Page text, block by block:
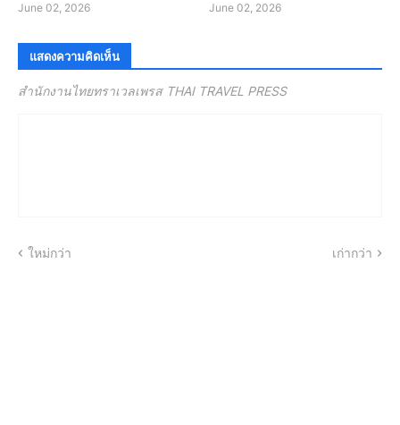
June 02, 2026 June 02, 2026
แสดงความคิดเห็น
สำนักงานไทยทราเวลเพรส THAI TRAVEL PRESS
ใหม่กว่า เก่ากว่า